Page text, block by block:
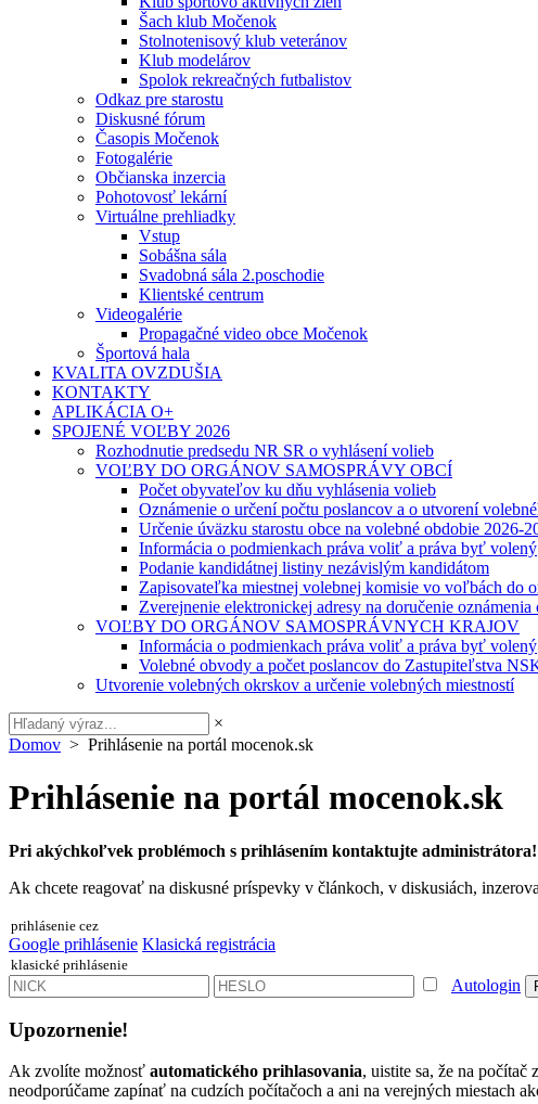
Šach klub Močenok
Stolnotenisový klub veteránov
Klub modelárov
Spolok rekreačných futbalistov
Odkaz pre starostu
Diskusné fórum
Časopis Močenok
Fotogalérie
Občianska inzercia
Pohotovosť lekární
Virtuálne prehliadky
Vstup
Sobášna sála
Svadobná sála 2.poschodie
Klientské centrum
Videogalérie
Propagačné video obce Močenok
Športová hala
KVALITA OVZDUŠIA
KONTAKTY
APLIKÁCIA O+
SPOJENÉ VOĽBY 2026
Rozhodnutie predsedu NR SR o vyhlásení volieb
VOĽBY DO ORGÁNOV SAMOSPRÁVY OBCÍ
Počet obyvateľov ku dňu vyhlásenia volieb
Oznámenie o určení počtu poslancov a o utvorení
Určenie úväzku starostu obce na volebné obdobie 2026-
Informácia o podmienkach práva voliť a práva byť volený
Podanie kandidátnej listiny nezávislým kandidátom
Zapisovateľka miestnej volebnej komisie vo voľbách do
Zverejnenie elektronickej adresy na doručenie
VOĽBY DO ORGÁNOV SAMOSPRÁVNYCH KRAJOV
Informácia o podmienkach práva voliť a práva byť volený
Volebné obvody a počet poslancov do Zastupiteľstva
Utvorenie volebných okrskov a určenie volebných miestností
×
Domov > Prihlásenie na portál mocenok.sk
Prihlásenie na portál mocenok.sk
Pri akýchkoľvek problémoch s prihlásením kontaktujte administrátora!
Ak chcete reagovať na diskusné príspevky v článkoch, v diskusiách,
prihlásenie cez
Google prihlásenie Klasická registrácia
klasické prihlásenie
Autologin
Upozornenie!
Ak zvolíte možnosť automatického prihlasovania, uistite sa, že na
neodporúčame zapínať na cudzích počítačoch a ani na verejných miestach